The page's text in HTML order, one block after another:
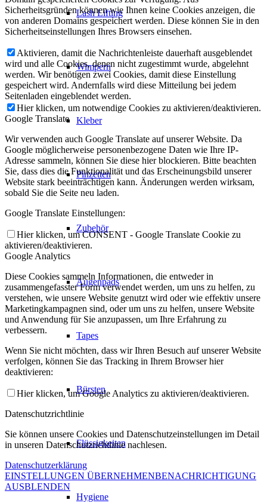
Lash Lifting
Wimpern
Kleber
Pinzetten
Zubehör
Augenpads
Tapes
Bürsten
Flüssigkeiten
Hygiene
Sicherheitsgründen können wie Ihnen keine Cookies anzeigen, die
von anderen Domains gespeichert werden. Diese können Sie in den
Sicherheitseinstellungen Ihres Browsers einsehen.
Aktivieren, damit die Nachrichtenleiste dauerhaft ausgeblendet
wird und alle Cookies, denen nicht zugestimmt wurde, abgelehnt
werden. Wir benötigen zwei Cookies, damit diese Einstellung
gespeichert wird. Andernfalls wird diese Mitteilung bei jedem
Seitenladen eingeblendet werden.
Hier klicken, um notwendige Cookies zu aktivieren/deaktivieren.
Google Translate
Wir verwenden auch Google Translate auf unserer Website. Da
Google möglicherweise personenbezogene Daten wie Ihre IP-
Adresse sammeln, können Sie diese hier blockieren. Bitte beachten
Sie, dass dies die Funktionalität und das Erscheinungsbild unserer
Website stark beeinträchtigen kann. Änderungen werden wirksam,
sobald Sie die Seite neu laden.
Google Translate Einstellungen:
Hier klicken, um CONSENT - Google Translate Cookie zu
aktivieren/deaktivieren.
Google Analytics
Diese Cookies sammeln Informationen, die entweder in
zusammengefasster Form verwendet werden, um uns zu helfen, zu
verstehen, wie unsere Website genutzt wird oder wie effektiv unsere
Marketingkampagnen sind, oder um uns zu helfen, unsere Website
und Anwendung für Sie anzupassen, um Ihre Erfahrung zu
verbessern.
Wenn Sie nicht möchten, dass wir Ihren Besuch auf unserer Website
verfolgen, können Sie das Tracking in Ihrem Browser hier
deaktivieren:
Hier klicken, um Google Analytics zu aktivieren/deaktivieren.
Datenschutzrichtlinie
Sie können unsere Cookies und Datenschutzeinstellungen im Detail
in unseren Datenschutzrichtlinie nachlesen.
Datenschutzerklärung
EINSTELLUNGEN ÜBERNEHMENBENACHRICHTIGUNG
AUSBLENDEN